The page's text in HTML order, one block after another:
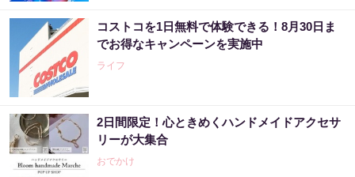
コストコを1日無料で体験できる！8月30日ま
でお得なキャンペーンを実施中
ライフ
2日間限定！心ときめくハンドメイドアクセサ
リーが大集合
おでかけ